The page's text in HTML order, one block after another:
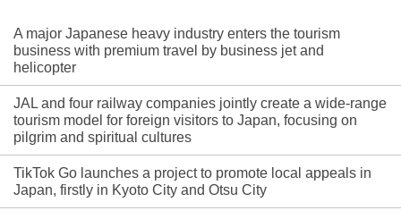
A major Japanese heavy industry enters the tourism
business with premium travel by business jet and
helicopter
JAL and four railway companies jointly create a wide-range
tourism model for foreign visitors to Japan, focusing on
pilgrim and spiritual cultures
TikTok Go launches a project to promote local appeals in
Japan, firstly in Kyoto City and Otsu City